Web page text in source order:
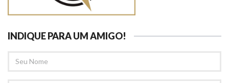
INDIQUE PARA UM AMIGO!
NOME